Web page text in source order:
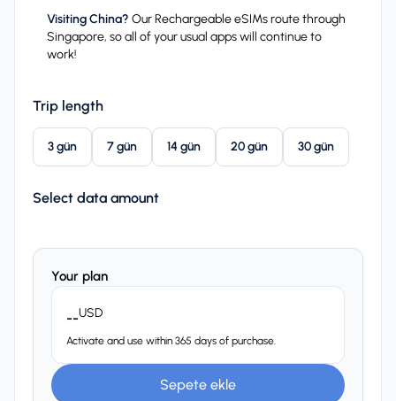
Visiting China? Our Rechargeable eSIMs route through
Singapore, so all of your usual apps will continue to
work!
Trip length
3 gün 7 gün 14 gün 20 gün 30 gün
Select data amount
Your plan
--USD
Activate and use within 365 days of purchase.
Sepete ekle